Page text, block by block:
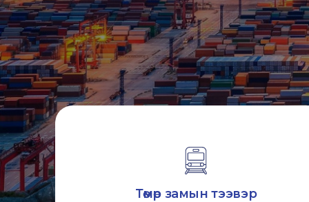
Төмөр замын тээвэр